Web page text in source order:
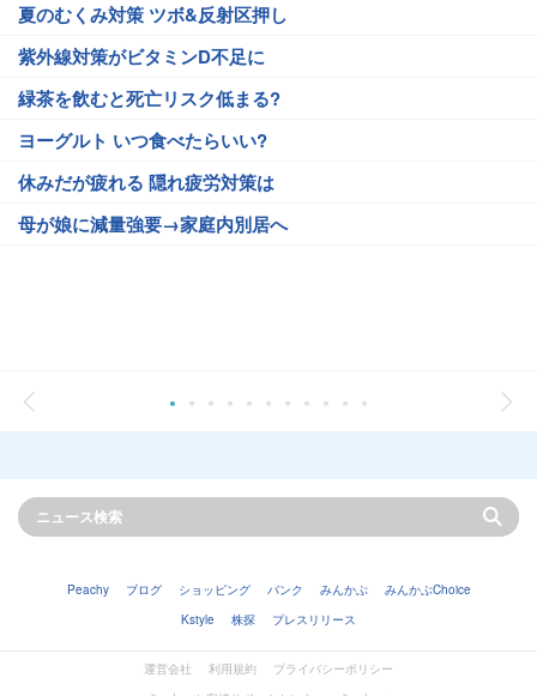
夏のむくみ対策 ツボ&反射区押し
紫外線対策がビタミンD不足に
緑茶を飲むと死亡リスク低まる?
ヨーグルト いつ食べたらいい?
休みだが疲れる 隠れ疲労対策は
母が娘に減量強要→家庭内別居へ
Peachy ブログ ショッピング バンク みんかぶ
みんかぶChoice
Kstyle
株探 プレスリリース
運営会社 利用規約
プライバシーポリシー